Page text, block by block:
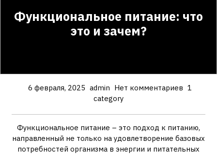
Функциональное питание: что
это и зачем?
6 февраля, 2025 admin Нет комментариев 1
category
Функциональное питание – это подход к питанию,
направленный не только на удовлетворение базовых
потребностей организма в энергии и питательных